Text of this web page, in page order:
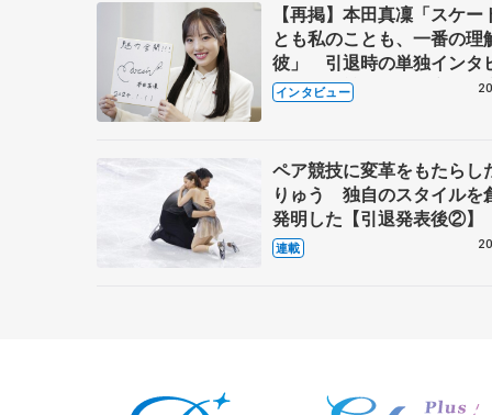
【再掲】本田真凜「スケー
とも私のことも、一番の理
彼」 引退時の単独インタ
で語った競技人生や家族、
これからの夢…
インタビュー
ペア競技に変革をもたらし
りゅう 独自のスタイルを
発明した【引退発表後②】
連載